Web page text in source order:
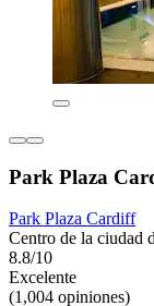
Park Plaza
Park Plaza Cardiff
Centro de la ciudad
8.8/10
Excelente
(1,004 opiniones)